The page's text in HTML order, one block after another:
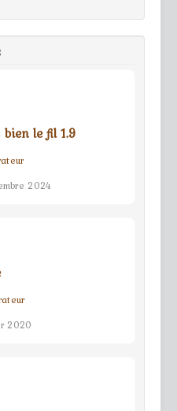
le fil 1.9
2024
2020